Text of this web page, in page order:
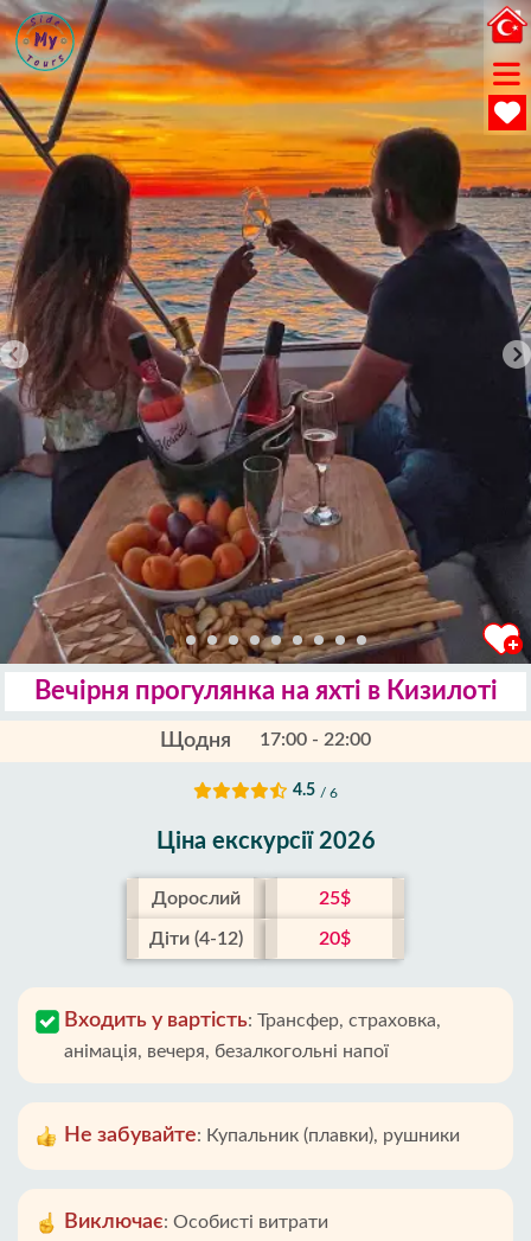
Вечірня прогулянка на яхті в Кизилоті
Щодня 17:00 - 22:00
4.5 / 6
Ціна екскурсії 2026
Дорослий 25$
Діти (4-12) 20$
Входить у вартість: Трансфер, страховка,
анімація, вечеря, безалкогольні напої
Не забувайте: Купальник (плавки), рушники
Виключає: Особисті витрати